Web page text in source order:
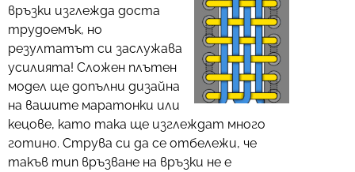
връзки изглежда доста
трудоемък, но
резултатът си заслужава
усилията! Сложен плътен
модел ще допълни дизайна
на вашите маратонки или
кецове, като така ще изглеждат много
готино. Струва си да се отбележи, че
такъв тип връзване на връзки не е